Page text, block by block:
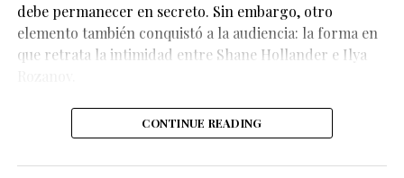
La confesión llamó la atención de los espectadores
porque habló con total honestidad sobre las
debe permanecer en secreto. Sin embargo, otro
elemento también conquistó a la audiencia: la forma en
que retrata la intimidad entre Shane Hollander e Ilya
CONTINUE READING